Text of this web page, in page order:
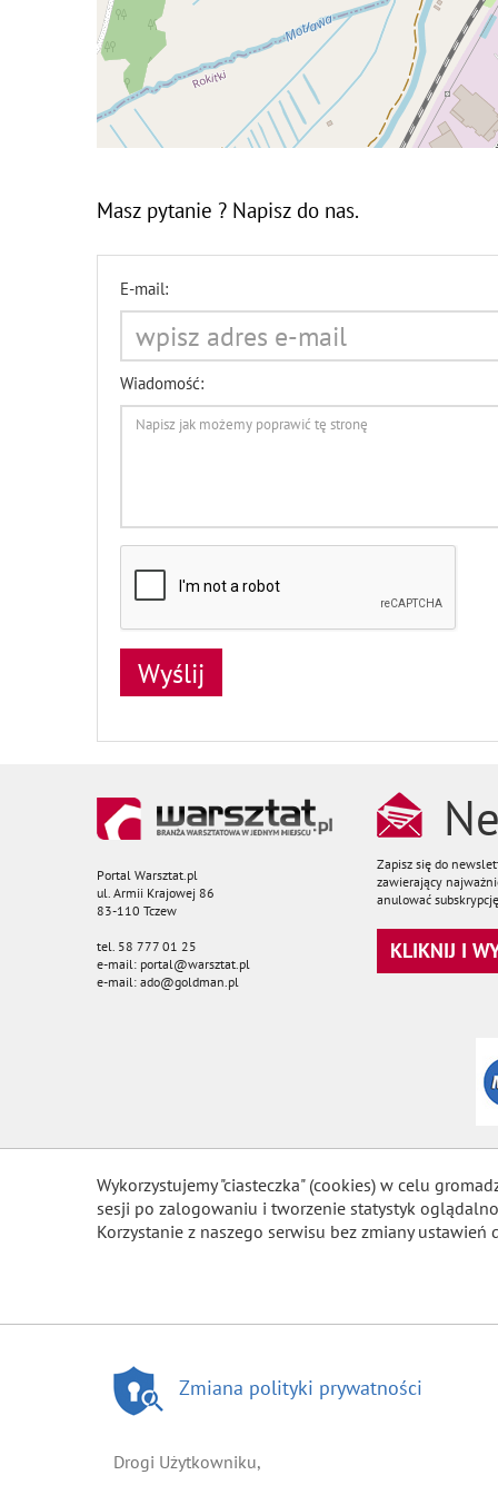
Masz pytanie ? Napisz do nas.
E-mail:
Wiadomość:
Portal Warsztat.pl
ul. Armii Krajowej 86
83-110 Tczew
tel. 58 777 01 25
e-mail: portal@warsztat.pl
e-mail: ado@goldman.pl
Zapisz się do
zawierający
anulować
KLIKNIJ I
Wykorzystujemy "ciasteczka" (cookies) w celu
sesji po zalogowaniu i tworzenie statystyk
Korzystanie z naszego serwisu bez zmiany
Zmiana polityki prywatności
Drogi Użytkowniku,